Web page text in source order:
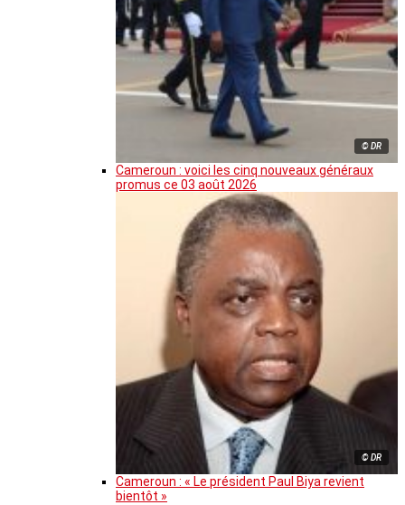
© DR
Cameroun : voici les cinq nouveaux généraux
promus ce 03 août 2026
© DR
Cameroun : « Le président Paul Biya revient
bientôt »